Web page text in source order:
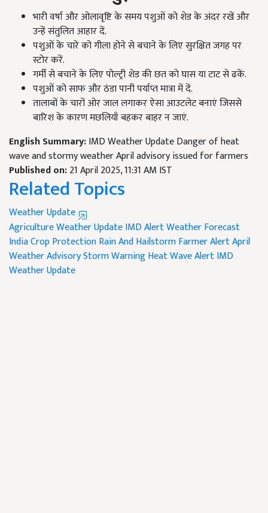
भारी वर्षा और ओलावृष्टि के समय पशुओं को शेड के अंदर रखें और
उन्हें संतुलित आहार दें.
पशुओं के चारे को गीला होने से बचाने के लिए सुरक्षित जगह पर
स्टोर करें.
गर्मी से बचाने के लिए पोल्ट्री शेड की छत को घास या टाट से ढकें.
पशुओं को साफ और ठंडा पानी पर्याप्त मात्रा में दें.
तालाबों के चारों ओर जाल लगाकर ऐसा आउटलेट बनाएं जिससे
बारिश के कारण मछलियाँ बहकर बाहर न जाएं.
English Summary:IMD Weather Update Danger of heat
wave and stormy weather April advisory issued for farmers
Published on:21 April 2025, 11:31 AM IST
Related Topics
Weather Update
Agriculture Weather UpdateIMD AlertWeather Forecast
IndiaCrop ProtectionRain And HailstormFarmer AlertApril
Weather AdvisoryStorm WarningHeat Wave AlertIMD
Weather Update